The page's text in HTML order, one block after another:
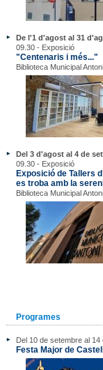
De l'1 d'agost al 31
09.30 - Exposició
"Centenaris i més..."
Biblioteca Municipal
Del 3 d'agost al 4 de
09.30 - Exposició
Exposició de Tallers
es troba amb la
Biblioteca Municipal
Programes
Del 10 de setembre al 14
Festa Major de